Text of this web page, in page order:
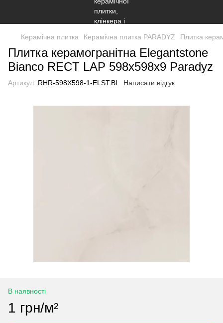
Керамічна плитка Керамічна плитка PARADYZ Плитка
Плитка керамогранітна Elegantstone
Bianco RECT LAP 598x598x9 Paradyz
Артикул: RHR-598X598-1-ELST.BI Написати відгук
В наявності
1 грн/м²